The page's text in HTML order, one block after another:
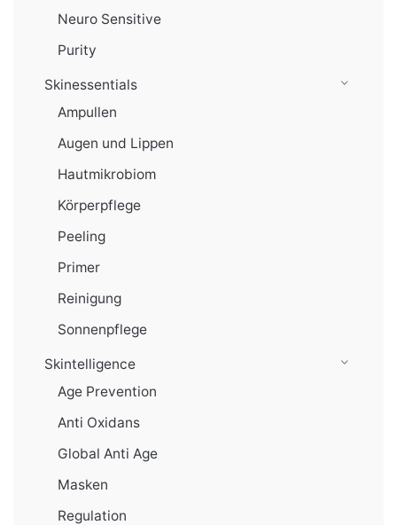
Neuro Sensitive
Purity
Skinessentials
Ampullen
Augen und Lippen
Hautmikrobiom
Körperpflege
Peeling
Primer
Reinigung
Sonnenpflege
Skintelligence
Age Prevention
Anti Oxidans
Global Anti Age
Masken
Regulation